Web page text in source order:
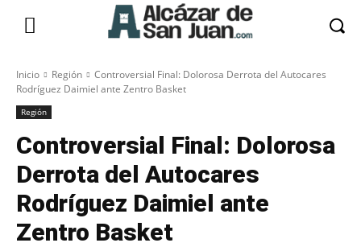
Inicio Región
Controversial Final: Dolorosa Derrota del Autocares
Rodríguez Daimiel ante Zentro Basket
Región
Controversial Final: Dolorosa
Derrota del Autocares
Rodríguez Daimiel ante
Zentro Basket